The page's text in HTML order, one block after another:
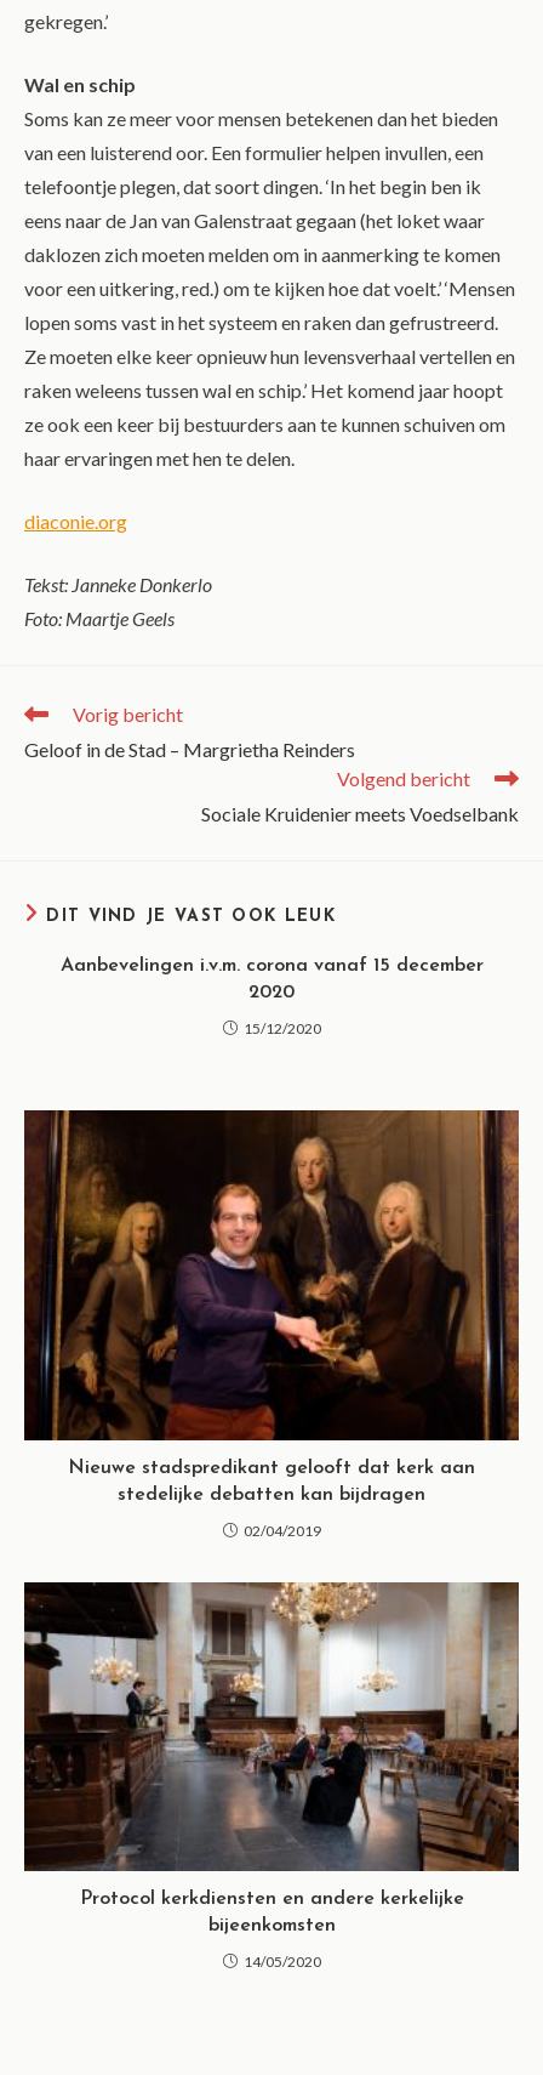
gekregen.’
Wal en schip
Soms kan ze meer voor mensen betekenen dan het bieden
van een luisterend oor. Een formulier helpen invullen, een
telefoontje plegen, dat soort dingen. ‘In het begin ben ik
eens naar de Jan van Galenstraat gegaan (het loket waar
daklozen zich moeten melden om in aanmerking te komen
voor een uitkering, red.) om te kijken hoe dat voelt.’ ‘Mensen
lopen soms vast in het systeem en raken dan gefrustreerd.
Ze moeten elke keer opnieuw hun levensverhaal vertellen en
raken weleens tussen wal en schip.’ Het komend jaar hoopt
ze ook een keer bij bestuurders aan te kunnen schuiven om
haar ervaringen met hen te delen.
diaconie.org
Tekst: Janneke Donkerlo
Foto: Maartje Geels
Vorig bericht
Geloof in de Stad – Margrietha Reinders
Volgend bericht
Sociale Kruidenier meets Voedselbank
DIT VIND JE VAST OOK LEUK
Aanbevelingen i.v.m. corona vanaf 15 december
2020
15/12/2020
Nieuwe stadspredikant gelooft dat kerk aan
stedelijke debatten kan bijdragen
02/04/2019
Protocol kerkdiensten en andere kerkelijke
bijeenkomsten
14/05/2020